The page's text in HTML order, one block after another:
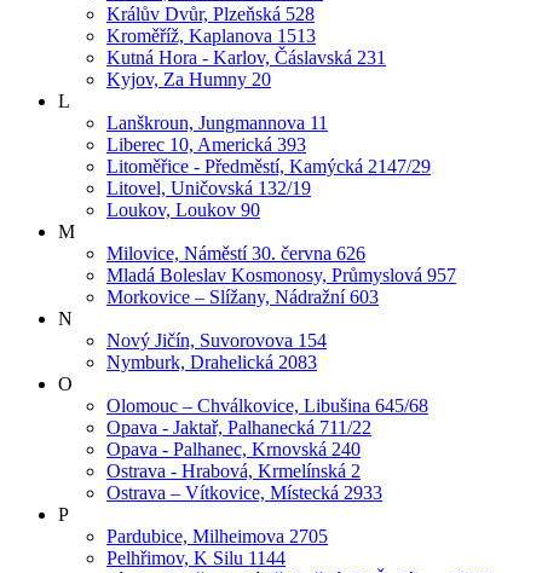
Králův Dvůr, Plzeňská 528
Kroměříž, Kaplanova 1513
Kutná Hora - Karlov, Čáslavská 231
Kyjov, Za Humny 20
L
Lanškroun, Jungmannova 11
Liberec 10, Americká 393
Litoměřice - Předměstí, Kamýcká 2147/29
Litovel, Uničovská 132/19
Loukov, Loukov 90
M
Milovice, Náměstí 30. června 626
Mladá Boleslav Kosmonosy, Průmyslová 957
Morkovice – Slížany, Nádražní 603
N
Nový Jičín, Suvorovova 154
Nymburk, Drahelická 2083
O
Olomouc – Chválkovice, Libušina 645/68
Opava - Jaktař, Palhanecká 711/22
Opava - Palhanec, Krnovská 240
Ostrava - Hrabová, Krmelínská 2
Ostrava – Vítkovice, Místecká 2933
P
Pardubice, Milheimova 2705
Pelhřimov, K Silu 1144